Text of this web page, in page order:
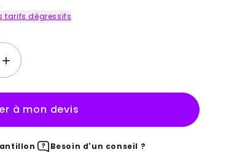
tarifs dégressifs
à mon devis
Besoin d'un conseil ?